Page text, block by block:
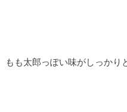
もも太郎っぽい味がしっかり